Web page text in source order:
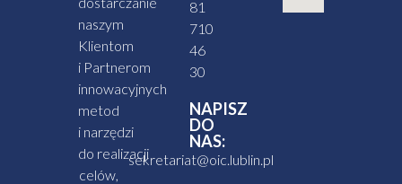
naszym
Klientom
i Partnerom
innowacyjnych
metod
i narzędzi
do realizacji
celów,
81
710
46
30
NAPISZ
DO
NAS:
sekretariat@oic.lublin.pl